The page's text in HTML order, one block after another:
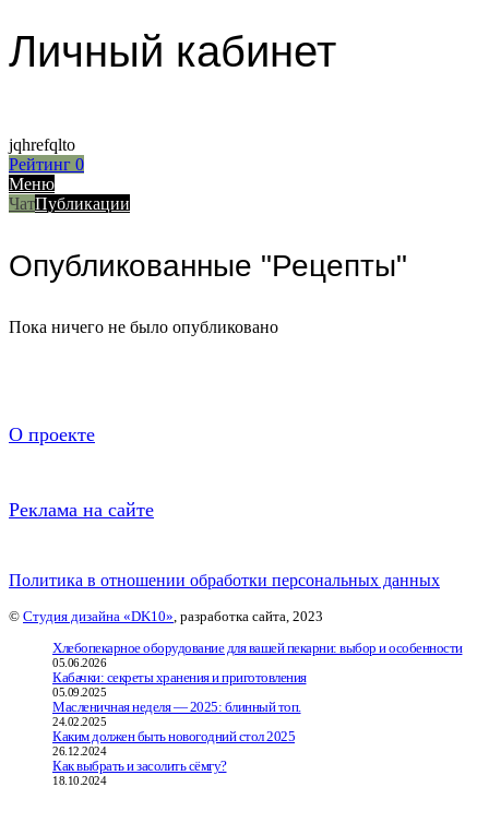
Личный кабинет
jqhrefqlto
Рейтинг 0
Меню
ЧатПубликации
Опубликованные "Рецепты"
Пока ничего не было опубликовано
О проекте
Реклама на сайте
Политика в отношении обработки персональных данных
© Студия дизайна «DK10», разработка сайта, 2023
Хлебопекарное оборудование для вашей пекарни: выбор и особенности
05.06.2026
Кабачки: секреты хранения и приготовления
05.09.2025
Масленичная неделя — 2025: блинный топ.
24.02.2025
Каким должен быть новогодний стол 2025
26.12.2024
Как выбрать и засолить сёмгу?
18.10.2024